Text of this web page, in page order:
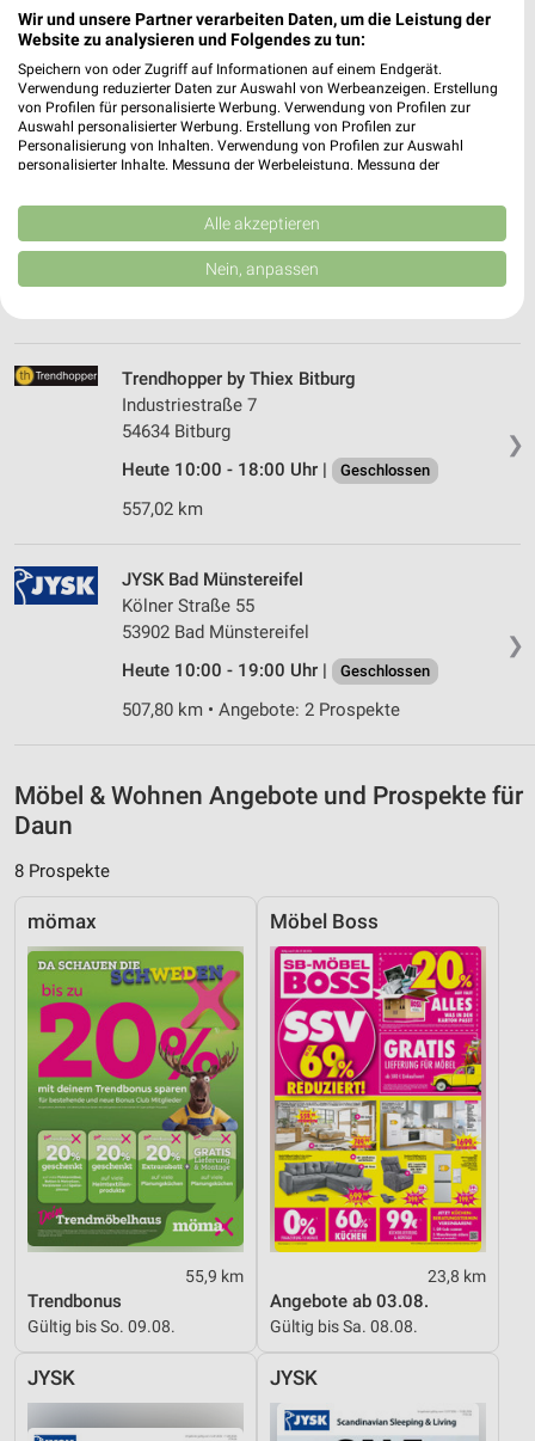
54470 Bernkastel-Kues
Heute 10:00 - 18:30 Uhr | Geschlossen
527,25 km • Angebote: 2 Prospekte
❯
Saarstraße 32
54634 Bitburg
Heute 09:00 - 19:00 Uhr |
❯
Trendhopper by Thiex Bitburg
Industriestraße 7
54634 Bitburg
Heute 10:00 - 18:00 Uhr |
Geschlossen
557,02 km
❯
JYSK Bad Münstereifel
Kölner Straße 55
53902 Bad Münstereifel
Heute 10:00 - 19:00 Uhr |
Geschlossen
507,80 km • Angebote: 2 Prospekte
Möbel & Wohnen Angebote und Prospekte für
Daun
8 Prospekte
mömax
55,9 km
Trendbonus
Gültig bis So. 09.08.
Möbel Boss
23,8 km
Angebote ab 03.08.
Gültig bis Sa. 08.08.
JYSK JYSK
Wir und unsere Partner verarbeiten Daten, um die Leistung der
Website zu analysieren und Folgendes zu tun:
Speichern von oder Zugriff auf Informationen auf einem Endgerät.
Verwendung reduzierter Daten zur Auswahl von Werbeanzeigen. Erstellung
von Profilen für personalisierte Werbung. Verwendung von Profilen zur
Auswahl personalisierter Werbung. Erstellung von Profilen zur
Personalisierung von Inhalten. Verwendung von Profilen zur Auswahl
personalisierter Inhalte. Messung der Werbeleistung. Messung der
Kombinationen von Daten aus verschiedenen Quellen. Entwicklung und
Verbesserung der Angebote. Verwendung reduzierter Daten zur Auswahl
von Inhalten.
Daten können außerhalb der Europäischen Union weitergegeben und in die
Website/App.
Wir nutzen Ihre Daten für folgende Zwecke:
IAB-Verarbeitungszwecke:
auf einem Endgerät
Verwendung reduzierter Daten zur Auswahl von
Erstellung von Profilen für personalisierte
Werbung
Verwendung von Profilen zur Auswahl
personalisierter Werbung
Verwendung von Profilen zur Auswahl
personalisierter Inhalte
Messung der Werbeleistung
Messung der Performance von Inhalten
Analyse von Zielgruppen durch Statistiken oder
Kombinationen von Daten aus verschiedenen
Quellen
Entwicklung und Verbesserung der Angebote
Verwendung reduzierter Daten zur Auswahl von
Inhalten
IAB-Besonderheiten:
Verwendung genauer Standortdaten
Geräte anhand von aktiv angeforderten
Informationen identifizieren
Nicht-IAB-Verarbeitungszwecke:
Alle akzeptieren
Nein, anpassen